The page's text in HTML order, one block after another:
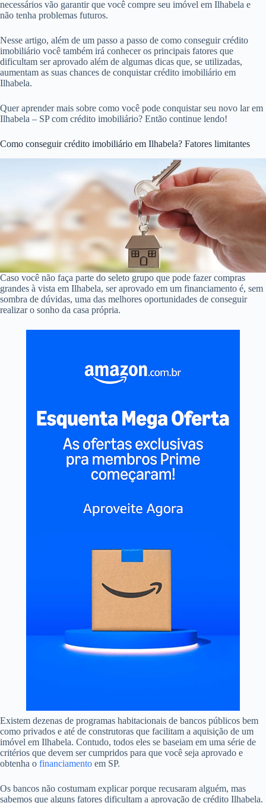
necessários vão garantir que você compre seu imóvel em Ilhabela e
não tenha problemas futuros.
Nesse artigo, além de um passo a passo de como conseguir crédito
imobiliário você também irá conhecer os principais fatores que
dificultam ser aprovado além de algumas dicas que, se utilizadas,
aumentam as suas chances de conquistar crédito imobiliário em
Ilhabela.
Quer aprender mais sobre como você pode conquistar seu novo lar em
Ilhabela – SP com crédito imobiliário? Então continue lendo!
Como conseguir crédito imobiliário em Ilhabela? Fatores limitantes
Caso você não faça parte do seleto grupo que pode fazer compras
grandes à vista em Ilhabela, ser aprovado em um financiamento é, sem
sombra de dúvidas, uma das melhores oportunidades de conseguir
realizar o sonho da casa própria.
Existem dezenas de programas habitacionais de bancos públicos bem
como privados e até de construtoras que facilitam a aquisição de um
imóvel em Ilhabela. Contudo, todos eles se baseiam em uma série de
critérios que devem ser cumpridos para que você seja aprovado e
obtenha o financiamento em SP.
Os bancos não costumam explicar porque recusaram alguém, mas
sabemos que alguns fatores dificultam a aprovação de crédito Ilhabela.